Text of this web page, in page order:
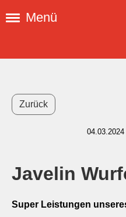
Menü
Zurück
04.03.2024
Javelin
Super Leistungen